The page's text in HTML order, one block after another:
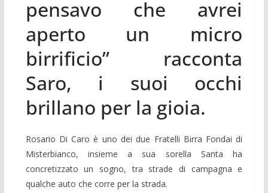
pensavo che avrei
aperto un micro
birrificio” racconta
Saro, i suoi occhi
brillano per la gioia.
Rosario Di Caro è uno dei due Fratelli Birra Fondai di
Misterbianco, insieme a sua sorella Santa ha
concretizzato un sogno, tra strade di campagna e
qualche auto che corre per la strada.